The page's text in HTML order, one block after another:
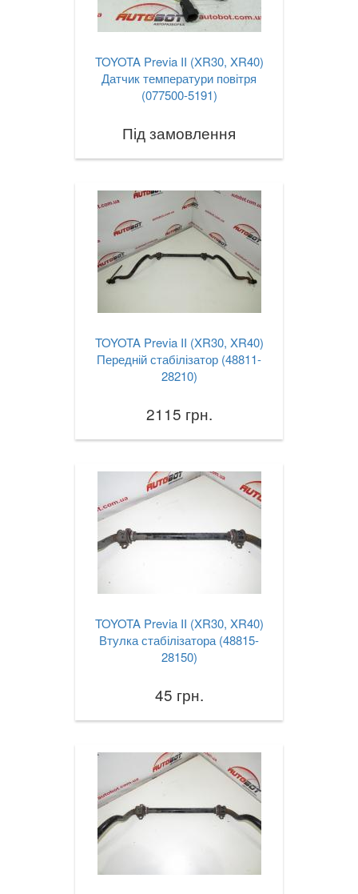
TOYOTA Previa II (XR30, XR40)
Датчик температури повітря
(077500-5191)
Під замовлення
TOYOTA Previa II (XR30, XR40)
Передній стабілізатор (48811-
28210)
2115 грн.
TOYOTA Previa II (XR30, XR40)
Втулка стабілізатора (48815-
28150)
45 грн.